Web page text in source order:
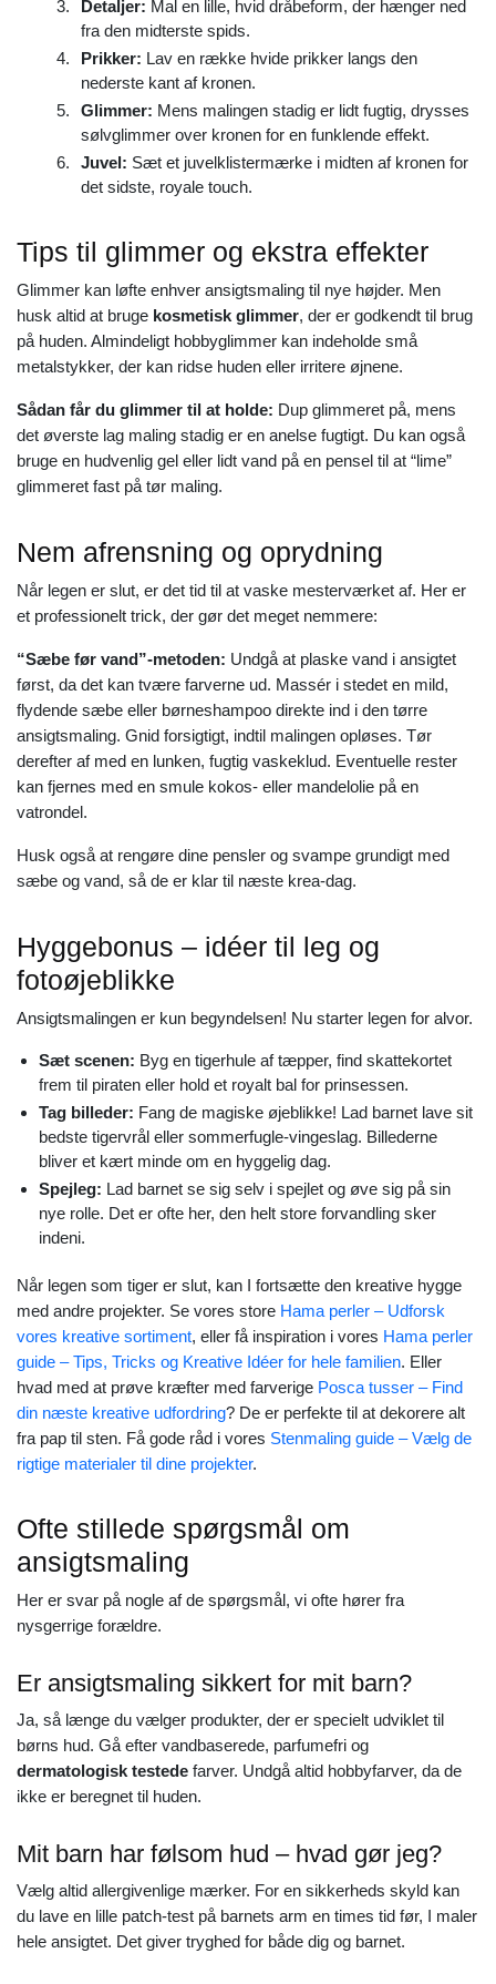
Detaljer: Mal en lille, hvid dråbeform, der hænger ned
fra den midterste spids.
Prikker: Lav en række hvide prikker langs den
nederste kant af kronen.
Glimmer: Mens malingen stadig er lidt fugtig, drysses
sølvglimmer over kronen for en funklende effekt.
Juvel: Sæt et juvelklistermærke i midten af kronen for
det sidste, royale touch.
Tips til glimmer og ekstra effekter
Glimmer kan løfte enhver ansigtsmaling til nye højder. Men
husk altid at bruge kosmetisk glimmer, der er godkendt til brug
på huden. Almindeligt hobbyglimmer kan indeholde små
metalstykker, der kan ridse huden eller irritere øjnene.
Sådan får du glimmer til at holde: Dup glimmeret på, mens
det øverste lag maling stadig er en anelse fugtigt. Du kan også
bruge en hudvenlig gel eller lidt vand på en pensel til at “lime”
glimmeret fast på tør maling.
Nem afrensning og oprydning
Når legen er slut, er det tid til at vaske mesterværket af. Her er
et professionelt trick, der gør det meget nemmere:
“Sæbe før vand”-metoden: Undgå at plaske vand i ansigtet
først, da det kan tvære farverne ud. Massér i stedet en mild,
flydende sæbe eller børneshampoo direkte ind i den tørre
ansigtsmaling. Gnid forsigtigt, indtil malingen opløses. Tør
derefter af med en lunken, fugtig vaskeklud. Eventuelle rester
kan fjernes med en smule kokos- eller mandelolie på en
vatrondel.
Husk også at rengøre dine pensler og svampe grundigt med
sæbe og vand, så de er klar til næste krea-dag.
Hyggebonus – idéer til leg og
fotoøjeblikke
Ansigtsmalingen er kun begyndelsen! Nu starter legen for alvor.
Sæt scenen: Byg en tigerhule af tæpper, find skattekortet
frem til piraten eller hold et royalt bal for prinsessen.
Tag billeder: Fang de magiske øjeblikke! Lad barnet lave sit
bedste tigervrål eller sommerfugle-vingeslag. Billederne
bliver et kært minde om en hyggelig dag.
Spejleg: Lad barnet se sig selv i spejlet og øve sig på sin
nye rolle. Det er ofte her, den helt store forvandling sker
indeni.
Når legen som tiger er slut, kan I fortsætte den kreative hygge
med andre projekter. Se vores store Hama perler – Udforsk
vores kreative sortiment, eller få inspiration i vores Hama perler
guide – Tips, Tricks og Kreative Idéer for hele familien. Eller
hvad med at prøve kræfter med farverige Posca tusser – Find
din næste kreative udfordring? De er perfekte til at dekorere alt
fra pap til sten. Få gode råd i vores Stenmaling guide – Vælg de
rigtige materialer til dine projekter.
Ofte stillede spørgsmål om
ansigtsmaling
Her er svar på nogle af de spørgsmål, vi ofte hører fra
nysgerrige forældre.
Er ansigtsmaling sikkert for mit barn?
Ja, så længe du vælger produkter, der er specielt udviklet til
børns hud. Gå efter vandbaserede, parfumefri og
dermatologisk testede farver. Undgå altid hobbyfarver, da de
ikke er beregnet til huden.
Mit barn har følsom hud – hvad gør jeg?
Vælg altid allergivenlige mærker. For en sikkerheds skyld kan
du lave en lille patch-test på barnets arm en times tid før, I maler
hele ansigtet. Det giver tryghed for både dig og barnet.